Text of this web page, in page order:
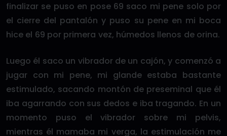
finalizar se puso en pose 69 saco mi pene solo por
el cierre del pantalón y puso su pene en mi boca
hice el 69 por primera vez, húmedos llenos de orina.
Luego él saco un vibrador de un cajón, y comenzó a
jugar con mi pene, mi glande estaba bastante
estimulado, sacando montón de preseminal que él
iba agarrando con sus dedos e iba tragando. En un
momento puso el vibrador sobre mi pelvis,
mientras él mamaba mi verga, la estimulación me